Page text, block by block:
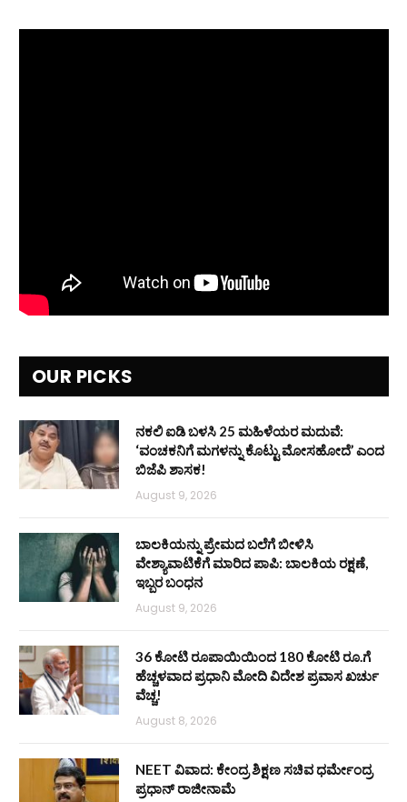
OUR PICKS
ನಕಲಿ ಐಡಿ ಬಳಸಿ 25 ಮಹಿಳೆಯರ ಮದುವೆ:
‘ವಂಚಕನಿಗೆ ಮಗಳನ್ನು ಕೊಟ್ಟು ಮೋಸಹೋದೆ’ ಎಂದ
ಬಿಜೆಪಿ ಶಾಸಕ!
August 9, 2026
ಬಾಲಕಿಯನ್ನು ಪ್ರೇಮದ ಬಲೆಗೆ ಬೀಳಿಸಿ
ವೇಶ್ಯಾವಾಟಿಕೆಗೆ ಮಾರಿದ ಪಾಪಿ: ಬಾಲಕಿಯ ರಕ್ಷಣೆ,
ಇಬ್ಬರ ಬಂಧನ
August 9, 2026
36 ಕೋಟಿ ರೂಪಾಯಿಯಿಂದ 180 ಕೋಟಿ ರೂ.ಗೆ
ಹೆಚ್ಚಳವಾದ ಪ್ರಧಾನಿ ಮೋದಿ ವಿದೇಶ ಪ್ರವಾಸ ಖರ್ಚು
ವೆಚ್ಚ!
August 8, 2026
NEET ವಿವಾದ: ಕೇಂದ್ರ ಶಿಕ್ಷಣ ಸಚಿವ ಧರ್ಮೇಂದ್ರ
ಪ್ರಧಾನ್ ರಾಜೀನಾಮೆ